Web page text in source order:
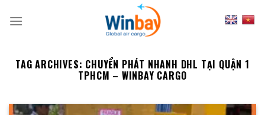
TAG ARCHIVES: CHUYỂN PHÁT NHANH DHL TẠI QUẬN 1
TPHCM – WINBAY CARGO